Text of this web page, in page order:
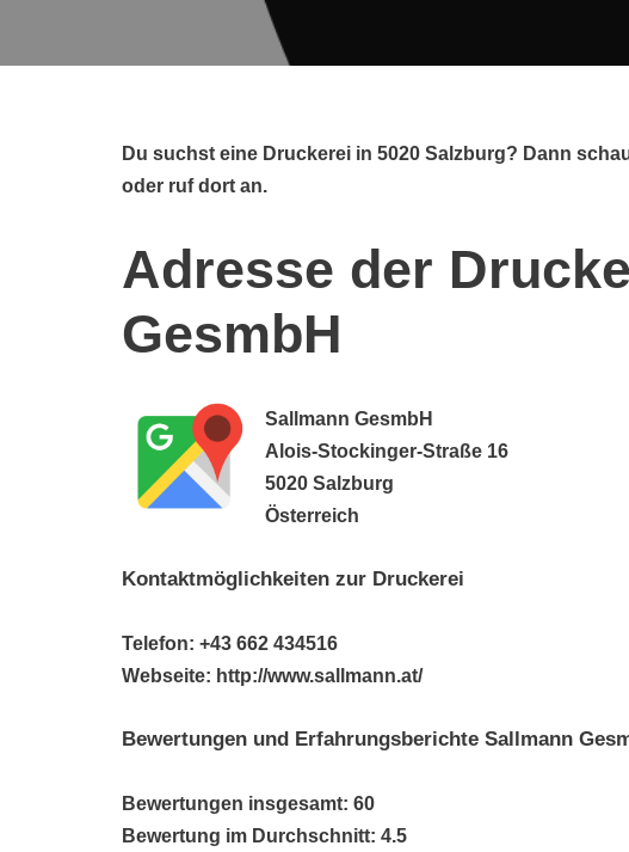
Du suchst eine Druckerei in 5020 Salzburg? Dann
oder ruf dort an.
Adresse der
GesmbH
Sallmann GesmbH
Alois-Stockinger-Straße 16
5020 Salzburg
Österreich
Kontaktmöglichkeiten zur Druckerei
Telefon: +43 662 434516
Webseite: http://www.sallmann.at/
Bewertungen und Erfahrungsberichte Sallmann
Bewertungen insgesamt: 60
Bewertung im Durchschnitt: 4.5